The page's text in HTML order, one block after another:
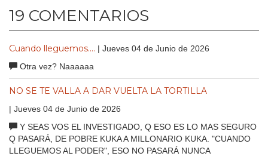
19 COMENTARIOS
Cuando lleguemos.... | Jueves 04 de Junio de 2026
Otra vez? Naaaaaa
NO SE TE VALLA A DAR VUELTA LA TORTILLA
| Jueves 04 de Junio de 2026
Y SEAS VOS EL INVESTIGADO, Q ESO ES LO MAS SEGURO
Q PASARÁ, DE POBRE KUKA A MILLONARIO KUKA. "CUANDO
LLEGUEMOS AL PODER", ESO NO PASARÁ NUNCA